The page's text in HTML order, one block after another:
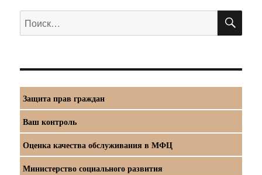
Искать:
Защита прав граждан
Ваш контроль
Оценка качества обслуживания в МФЦ
Министерство социального развития